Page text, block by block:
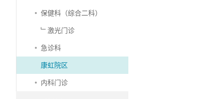
保健科（综合二科）
﹂激光门诊
急诊科
康虹院区
内科门诊